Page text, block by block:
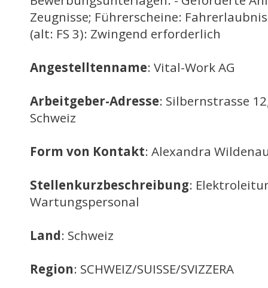
Zeugnisse; Führerscheine:
(alt: FS 3): Zwingend erforderlich
Angestelltenname: Vital-Work AG
Arbeitgeber-Adresse: Silbernstrasse
Schweiz
Form von Kontakt: Alexandra
Stellenkurzbeschreibung:
Wartungspersonal
Land: Schweiz
Region: SCHWEIZ/SUISSE/SVIZZERA